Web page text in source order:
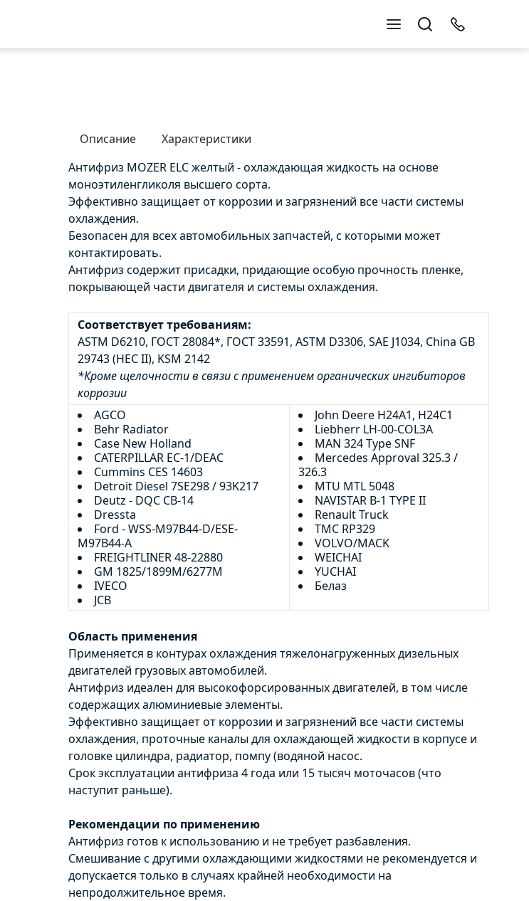
Описание
Характеристики
Антифриз MOZER ELC желтый - охлаждающая жидкость на основе
моноэтиленгликоля высшего сорта.
Эффективно защищает от коррозии и загрязнений все части системы
охлаждения.
Безопасен для всех автомобильных запчастей, с которыми может
контактировать.
Антифриз содержит присадки, придающие особую прочность пленке,
покрывающей части двигателя и системы охлаждения.
Соответствует требованиям:
ASTM D6210, ГОСТ 28084*, ГОСТ 33591, ASTM D3306, SAE J1034, China GB
29743 (HEC II), KSM 2142
*Кроме щелочности в связи с применением органических ингибиторов
коррозии
AGCO
Behr Radiator
Case New Holland
CATERPILLAR EC-1/DEAC
Cummins CES 14603
Detroit Diesel 7SE298 / 93K217
Deutz - DQC CB-14
Dressta
Ford - WSS-M97B44-D/ESE-
M97B44-A
FREIGHTLINER 48-22880
GM 1825/1899М/6277М
IVECO
JCB
John Deere H24A1, H24C1
Liebherr LH-00-COL3A
MAN 324 Type SNF
Mercedes Approval 325.3 /
326.3
MTU MTL 5048
NAVISTAR B-1 TYPE II
Renault Truck
TMC RP329
VOLVO/MACK
WEICHAI
YUCHAI
Белаз
Область применения
Применяется в контурах охлаждения тяжелонагруженных дизельных
двигателей грузовых автомобилей.
Антифриз идеален для высокофорсированных двигателей, в том числе
содержащих алюминиевые элементы.
Эффективно защищает от коррозии и загрязнений все части системы
охлаждения, проточные каналы для охлаждающей жидкости в корпусе и
головке цилиндра, радиатор, помпу (водяной насос.
Срок эксплуатации антифриза 4 года или 15 тысяч моточасов (что
наступит раньше).
Рекомендации по применению
Антифриз готов к использованию и не требует разбавления.
Смешивание с другими охлаждающими жидкостями не рекомендуется и
допускается только в случаях крайней необходимости на
непродолжительное время.